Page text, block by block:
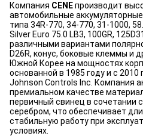
Компания CENEпроизводит
автомобильные
типа 34R‑770, 34‑770, 31‑1000,
Silver Euro 75.0 LB3, 100GR,
различными вариантами
D26R, конус, боковые клеммы и
Южной Корее на мощностях
основанной в 1985 году и с
Johnson Controls Inc. Компания
премиальном качестве
первичный свинец в сочетании
серебром, что обеспечивает
стабильную работу при
условиях.